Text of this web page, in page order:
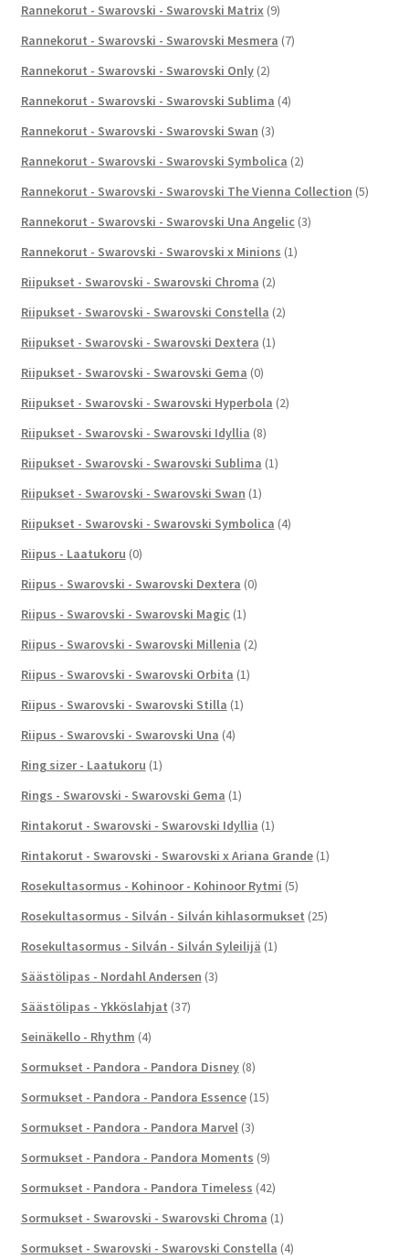
Rannekorut - Swarovski - Swarovski Matrix (9)
Rannekorut - Swarovski - Swarovski Mesmera (7)
Rannekorut - Swarovski - Swarovski Only (2)
Rannekorut - Swarovski - Swarovski Sublima (4)
Rannekorut - Swarovski - Swarovski Swan (3)
Rannekorut - Swarovski - Swarovski Symbolica (2)
Rannekorut - Swarovski - Swarovski The Vienna Collection (5)
Rannekorut - Swarovski - Swarovski Una Angelic (3)
Rannekorut - Swarovski - Swarovski x Minions (1)
Riipukset - Swarovski - Swarovski Chroma (2)
Riipukset - Swarovski - Swarovski Constella (2)
Riipukset - Swarovski - Swarovski Dextera (1)
Riipukset - Swarovski - Swarovski Gema (0)
Riipukset - Swarovski - Swarovski Hyperbola (2)
Riipukset - Swarovski - Swarovski Idyllia (8)
Riipukset - Swarovski - Swarovski Sublima (1)
Riipukset - Swarovski - Swarovski Swan (1)
Riipukset - Swarovski - Swarovski Symbolica (4)
Riipus - Laatukoru (0)
Riipus - Swarovski - Swarovski Dextera (0)
Riipus - Swarovski - Swarovski Magic (1)
Riipus - Swarovski - Swarovski Millenia (2)
Riipus - Swarovski - Swarovski Orbita (1)
Riipus - Swarovski - Swarovski Stilla (1)
Riipus - Swarovski - Swarovski Una (4)
Ring sizer - Laatukoru (1)
Rings - Swarovski - Swarovski Gema (1)
Rintakorut - Swarovski - Swarovski Idyllia (1)
Rintakorut - Swarovski - Swarovski x Ariana Grande (1)
Rosekultasormus - Kohinoor - Kohinoor Rytmi (5)
Rosekultasormus - Silván - Silván kihlasormukset (25)
Rosekultasormus - Silván - Silván Syleilijä (1)
Säästölipas - Nordahl Andersen (3)
Säästölipas - Ykköslahjat (37)
Seinäkello - Rhythm (4)
Sormukset - Pandora - Pandora Disney (8)
Sormukset - Pandora - Pandora Essence (15)
Sormukset - Pandora - Pandora Marvel (3)
Sormukset - Pandora - Pandora Moments (9)
Sormukset - Pandora - Pandora Timeless (42)
Sormukset - Swarovski - Swarovski Chroma (1)
Sormukset - Swarovski - Swarovski Constella (4)